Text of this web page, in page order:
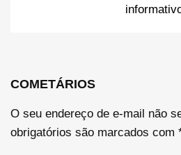
COMETÁRIOS
O seu endereço de e-mail não
obrigatórios são marcados com